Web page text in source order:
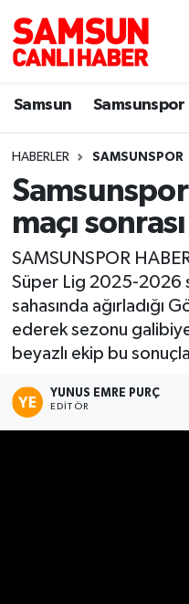
Samsun Samsunspor
HABERLER SAMSUNSPOR
maçı
SAMSUNSPOR
Süper Lig 2025-2026
sahasında ağırladığı
ederek sezonu
beyazlı ekip bu
YUNUS EMRE PURÇ
EDITÖR
Samsun
Sokak Röportajları
Dünya
Eğitim
Sağlık
Yemek
Samsun Nöbetçi
Samsun Hava
Samsun Namaz
Samsun Trafik
Süper Lig Puan
Tüm Manşetler
Son Dakika
Haber Arşivi